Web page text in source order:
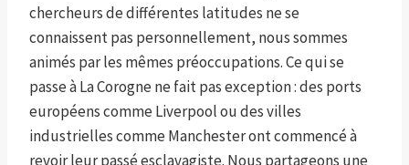
chercheurs de différentes latitudes ne se
connaissent pas personnellement, nous sommes
animés par les mêmes préoccupations. Ce qui se
passe à La Corogne ne fait pas exception : des ports
européens comme Liverpool ou des villes
industrielles comme Manchester ont commencé à
revoir leur passé esclavagiste. Nous partageons une